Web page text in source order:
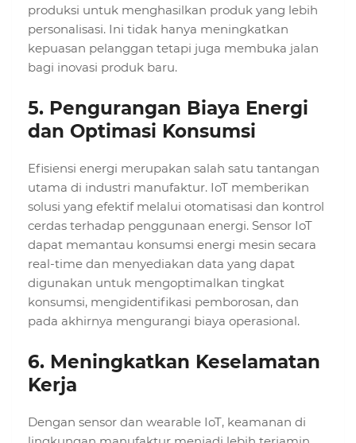
produksi untuk menghasilkan produk yang lebih
personalisasi. Ini tidak hanya meningkatkan
kepuasan pelanggan tetapi juga membuka jalan
bagi inovasi produk baru.
5. Pengurangan Biaya Energi
dan Optimasi Konsumsi
Efisiensi energi merupakan salah satu tantangan
utama di industri manufaktur. IoT memberikan
solusi yang efektif melalui otomatisasi dan kontrol
cerdas terhadap penggunaan energi. Sensor IoT
dapat memantau konsumsi energi mesin secara
real-time dan menyediakan data yang dapat
digunakan untuk mengoptimalkan tingkat
konsumsi, mengidentifikasi pemborosan, dan
pada akhirnya mengurangi biaya operasional.
6. Meningkatkan Keselamatan
Kerja
Dengan sensor dan wearable IoT, keamanan di